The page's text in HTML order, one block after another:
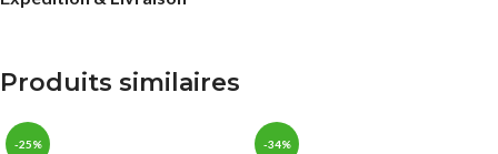
Produits similaires
-25% -34%